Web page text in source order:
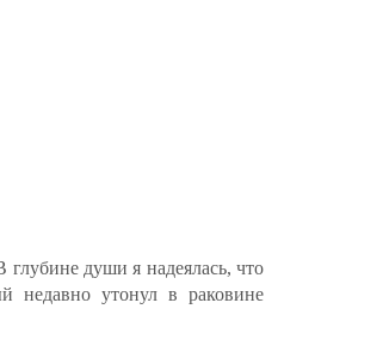
глубине души я надеялась, что
утонул в раковине